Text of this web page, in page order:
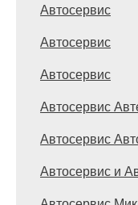
Автосервис
Автосервис
Автосервис
Автосервис
Автосервис
Автосервис и